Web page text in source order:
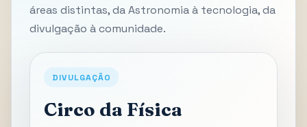
áreas distintas, da Astronomia à tecnologia, da
divulgação à comunidade.
DIVULGAÇÃO
Circo da Física